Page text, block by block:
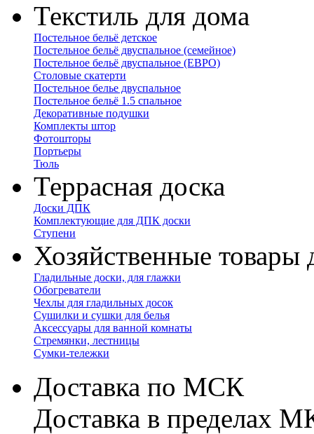
Текстиль для дома
Постельное бельё детское
Постельное бельё двуспальное (семейное)
Постельное бельё двуспальное (ЕВРО)
Столовые скатерти
Постельное белье двуспальное
Постельное бельё 1.5 спальное
Декоративные подушки
Комплекты штор
Фотошторы
Портьеры
Тюль
Террасная доска
Доски ДПК
Комплектующие для ДПК доски
Ступени
Хозяйственные товары
Гладильные доски, для глажки
Обогреватели
Чехлы для гладильных досок
Сушилки и сушки для белья
Аксессуары для ванной комнаты
Стремянки, лестницы
Сумки-тележки
Доставка по МСК
Доставка в пределах